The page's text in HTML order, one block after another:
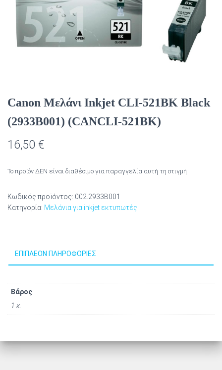
Canon Μελάνι Inkjet CLI-521BK Black
(2933B001) (CANCLI-521BK)
16,50 €
Το προϊόν ΔΕΝ είναι διαθέσιμο για παραγγελία αυτή τη στιγμή
Κωδικός προϊόντος: 002.2933B001
Κατηγορία: Μελάνια για inkjet εκτυπωτές
ΕΠΙΠΛΈΟΝ ΠΛΗΡΟΦΟΡΊΕΣ
Βάρος
1 κ.